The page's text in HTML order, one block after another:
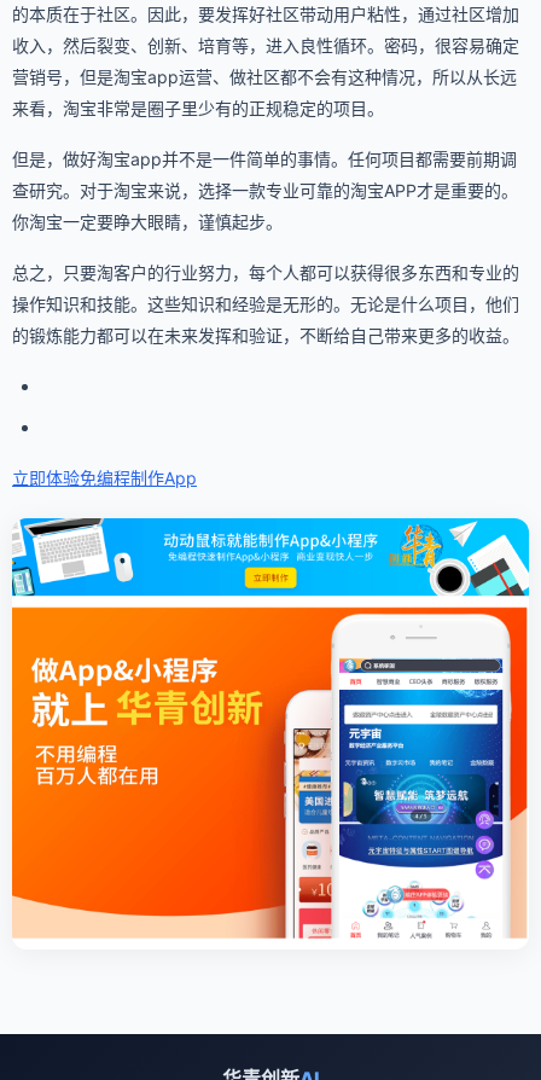
的本质在于社区。因此，要发挥好社区带动用户粘性，通过社区增加
收入，然后裂变、创新、培育等，进入良性循环。密码，很容易确定
营销号，但是淘宝app运营、做社区都不会有这种情况，所以从长远
来看，淘宝非常是圈子里少有的正规稳定的项目。
但是，做好淘宝app并不是一件简单的事情。任何项目都需要前期调
查研究。对于淘宝来说，选择一款专业可靠的淘宝APP才是重要的。
你淘宝一定要睁大眼睛，谨慎起步。
总之，只要淘客户的行业努力，每个人都可以获得很多东西和专业的
操作知识和技能。这些知识和经验是无形的。无论是什么项目，他们
的锻炼能力都可以在未来发挥和验证，不断给自己带来更多的收益。
立即体验免编程制作App